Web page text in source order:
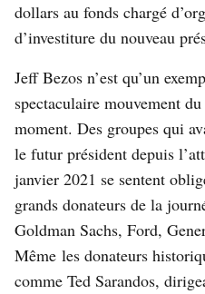
dollars au fonds chargé
d’investiture du nouveau
Jeff Bezos n’est qu’un
spectaculaire mouvement
moment. Des groupes qui
le futur président depuis
janvier 2021 se sentent
grands donateurs de la
Goldman Sachs, Ford,
Même les donateurs
comme Ted Sarandos,